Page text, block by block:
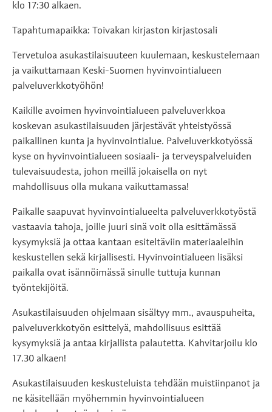
klo 17:30 alkaen.
Tapahtumapaikka: Toivakan kirjaston kirjastosali
Tervetuloa asukastilaisuuteen kuulemaan, keskustelemaan
ja vaikuttamaan Keski-Suomen hyvinvointialueen
palveluverkkotyöhön!
Kaikille avoimen hyvinvointialueen palveluverkkoa
koskevan asukastilaisuuden järjestävät yhteistyössä
paikallinen kunta ja hyvinvointialue. Palveluverkkotyössä
kyse on hyvinvointialueen sosiaali- ja terveyspalveluiden
tulevaisuudesta, johon meillä jokaisella on nyt
mahdollisuus olla mukana vaikuttamassa!
Paikalle saapuvat hyvinvointialueelta palveluverkkotyöstä
vastaavia tahoja, joille juuri sinä voit olla esittämässä
kysymyksiä ja ottaa kantaan esiteltäviin materiaaleihin
keskustellen sekä kirjallisesti. Hyvinvointialueen lisäksi
paikalla ovat isännöimässä sinulle tuttuja kunnan
työntekijöitä.
Asukastilaisuuden ohjelmaan sisältyy mm., avauspuheita,
palveluverkkotyön esittelyä, mahdollisuus esittää
kysymyksiä ja antaa kirjallista palautetta. Kahvitarjoilu klo
17.30 alkaen!
Asukastilaisuuden keskusteluista tehdään muistiinpanot ja
ne käsitellään myöhemmin hyvinvointialueen